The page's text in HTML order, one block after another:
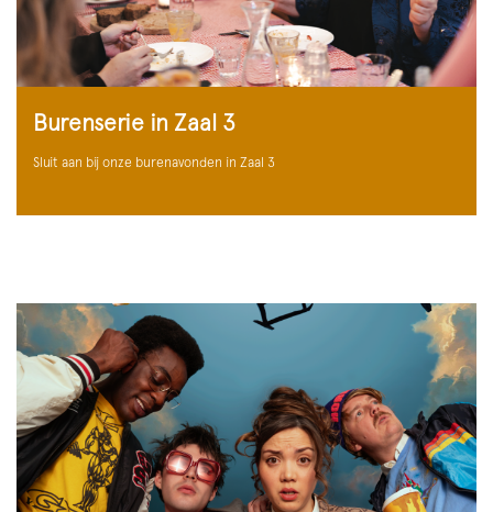
Burenserie in Zaal 3
Sluit aan bij onze burenavonden in Zaal 3